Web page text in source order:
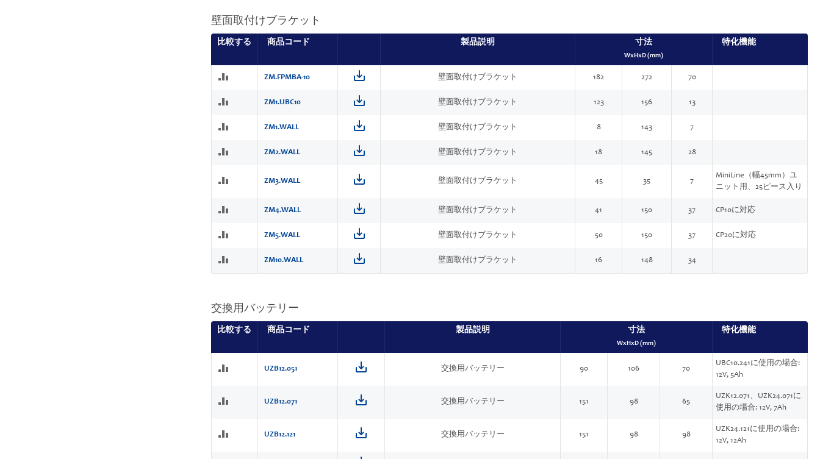
壁面取付けブラケット
比較する 商品コード 製品説明 寸法
WxHxD (mm)
特化機能
ZM.FPMBA-10 壁面取付けブラケット 182 272 70
ZM1.UBC10 壁面取付けブラケット 123 156 13
ZM1.WALL 壁面取付けブラケット 8 143 7
ZM2.WALL 壁面取付けブラケット 18 145 28
ZM3.WALL 壁面取付けブラケット 45 35 7
MiniLine（幅45mm）ユ
ニット用、25ピース入り
ZM4.WALL 壁面取付けブラケット 41 150 37 CP10に対応
ZM5.WALL 壁面取付けブラケット 50 150 37 CP20に対応
ZM10.WALL 壁面取付けブラケット 16 148 34
交換用バッテリー
比較する 商品コード 製品説明 寸法
WxHxD (mm)
特化機能
UZB12.051 交換用バッテリー 90 106 70
UBC10.241に使用の場合:
12V, 5Ah
UZB12.071 交換用バッテリー 151 98 65
UZK12.071、UZK24.071に
使用の場合: 12V, 7Ah
UZB12.121 交換用バッテリー 151 98 98
UZK24.121に使用の場合:
12V, 12Ah